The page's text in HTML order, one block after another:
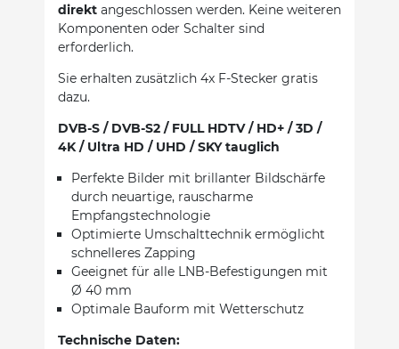
direkt angeschlossen werden. Keine weiteren
Komponenten oder Schalter sind
erforderlich.
Sie erhalten zusätzlich 4x F-Stecker gratis
dazu.
DVB-S / DVB-S2 / FULL HDTV / HD+ / 3D /
4K / Ultra HD / UHD / SKY tauglich
Perfekte Bilder mit brillanter Bildschärfe
durch neuartige, rauscharme
Empfangstechnologie
Optimierte Umschalttechnik ermöglicht
schnelleres Zapping
Geeignet für alle LNB-Befestigungen mit
Ø 40 mm
Optimale Bauform mit Wetterschutz
Technische Daten: